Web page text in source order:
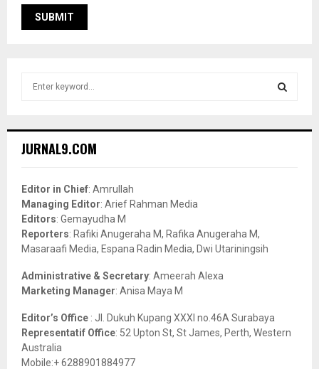
h
o
r
:
JURNAL9.COM
Editor in Chief: Amrullah
Managing Editor: Arief Rahman Media
Editors: Gemayudha M
Reporters: Rafiki Anugeraha M, Rafika Anugeraha M,
Masaraafi Media, Espana Radin Media, Dwi Utariningsih
Administrative & Secretary: Ameerah Alexa
Marketing Manager: Anisa Maya M
Editor’s Office : Jl. Dukuh Kupang XXXI no.46A Surabaya
Representatif Office: 52 Upton St, St James, Perth, Western
Australia
Mobile:+ 6288901884977